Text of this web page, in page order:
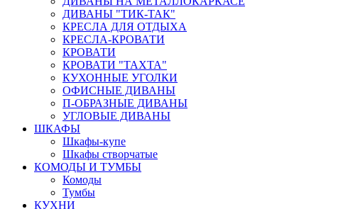
ДИВАНЫ "ТИК-ТАК"
КРЕСЛА ДЛЯ ОТДЫХА
КРЕСЛА-КРОВАТИ
КРОВАТИ
КРОВАТИ "ТАХТА"
КУХОННЫЕ УГОЛКИ
ОФИСНЫЕ ДИВАНЫ
П-ОБРАЗНЫЕ ДИВАНЫ
УГЛОВЫЕ ДИВАНЫ
ШКАФЫ
Шкафы-купе
Шкафы створчатые
КОМОДЫ И ТУМБЫ
Комоды
Тумбы
КУХНИ